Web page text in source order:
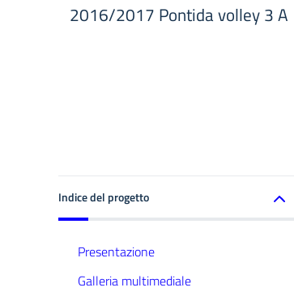
2016/2017 Pontida volley 3 A
Indice del progetto
Presentazione
Galleria multimediale